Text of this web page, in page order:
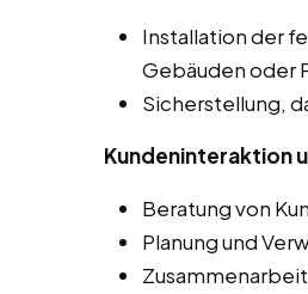
Installation der
Gebäuden oder
Sicherstellung,
Kundeninteraktion
Beratung von
Planung und